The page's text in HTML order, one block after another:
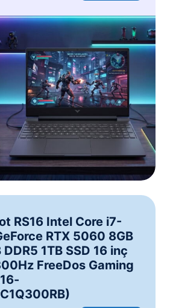
RS16 Intel Core i7-
RTX 5060 8GB
DDR5 1TB SSD 16 inç
FreeDos Gaming